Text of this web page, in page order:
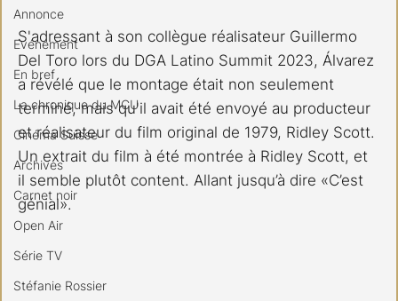
Annonce
Evénement
En bref
La chronique du MCU
Cinéma Suisse
Archives
Carnet noir
Open Air
Série TV
Stéfanie Rossier
S'adressant à son collègue réalisateur Guillermo
Del Toro lors du DGA Latino Summit 2023, Álvarez
a révélé que le montage était non seulement
terminé, mais qu'il avait été envoyé au producteur
et réalisateur du film original de 1979, Ridley Scott.
Un extrait du film à été montrée à Ridley Scott, et
il semble plutôt content. Allant jusqu’à dire «C’est
génial».